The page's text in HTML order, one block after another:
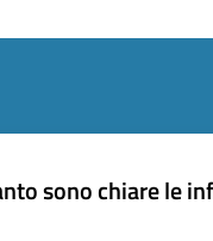
sono chiare le